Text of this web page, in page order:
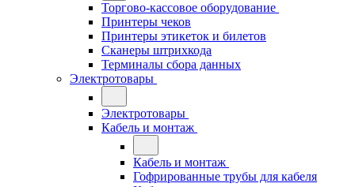
Торгово-кассовое оборудование
Принтеры чеков
Принтеры этикеток и билетов
Сканеры штрихкода
Терминалы сбора данных
Электротовары
Электротовары
Кабель и монтаж
Кабель и монтаж
Гофрированные трубы для кабеля